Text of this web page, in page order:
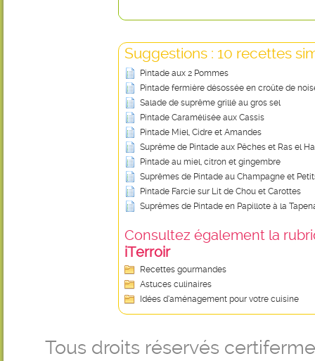
Suggestions : 10 recettes
Pintade aux 2 Pommes
Pintade fermière désossée en croûte de
Salade de suprême grillé au gros sel
Pintade Caramélisée aux Cassis
Pintade Miel, Cidre et Amandes
Suprême de Pintade aux Pêches et Ras el
Pintade au miel, citron et gingembre
Suprêmes de Pintade au Champagne et
Pintade Farcie sur Lit de Chou et Carottes
Suprêmes de Pintade en Papillote à la
Consultez également la
iTerroir
Recettes gourmandes
Astuces culinaires
Idées d’aménagement pour votre cuisine
Tous droits réservés